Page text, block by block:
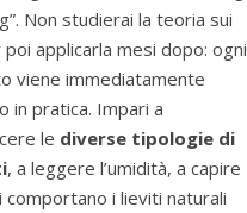
Non studierai la teoria sui
applicarla mesi dopo: ogni
viene immediatamente
in pratica. Impari a
le diverse tipologie di
, a leggere l’umidità, a capire
comportano i lieviti naturali